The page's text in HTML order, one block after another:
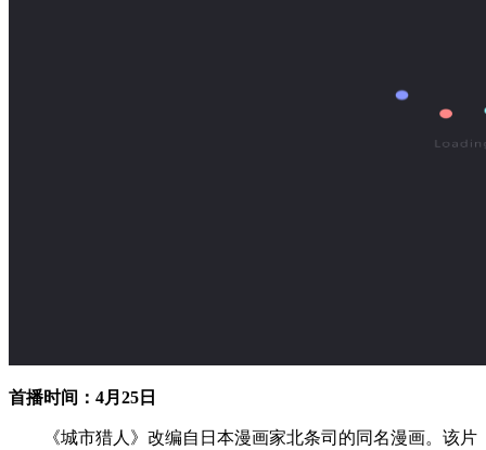
首播时间：4月25日
《城市猎人》改编自日本漫画家北条司的同名漫画。该片